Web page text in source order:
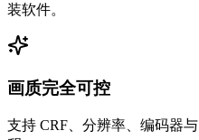
装软件。
画质完全可控
支持 CRF、分辨率、编码器